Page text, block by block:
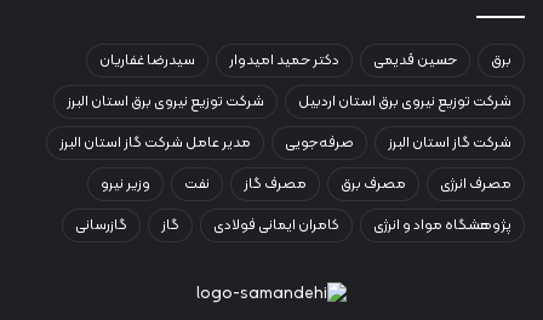
برق حسین قدیمی دکتر حمید امیدوار
سیدرضا غفاریان
شرکت توزیع نیروی برق استان اردبیل
شرکت توزیع نیروی برق استان البرز
شرکت گاز استان البرز
صرفه‌جویی
مدیر عامل شرکت گاز استان البرز
مصرف انرژی
مصرف برق مصرف گاز نفت
وزیر نیرو
پژوهشگاه مواد و انرژی
کامران ایمانی فولادی گاز گازرسانی